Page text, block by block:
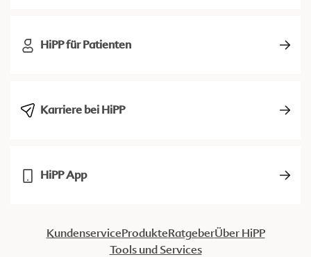
HiPP für Patienten
Karriere bei HiPP
HiPP App
KundenserviceProdukteRatgeberÜber HiPP
Tools und Services